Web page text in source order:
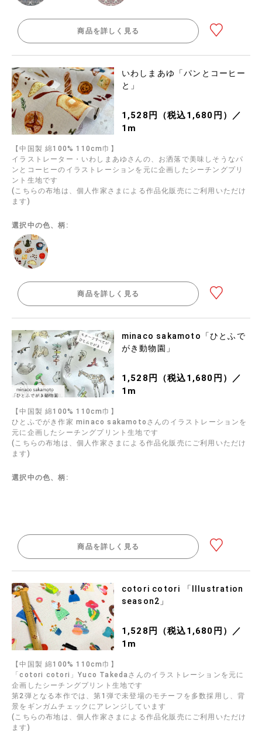
商品を詳しく見る
いわしまあゆ「パンとコーヒー
と」
1,528円（税込1,680円）／
1m
【中国製 綿100% 110cm巾】
イラストレーター・いわしまあゆさんの、お洒落で美味しそうなパ
ンとコーヒーのイラストレーションを元に企画したシーチングプリ
ント生地です
(こちらの布地は、個人作家さまによる作品化販売にご利用いただけ
ます)
選択中の色、柄:
商品を詳しく見る
minaco sakamoto「ひとふで
がき動物園」
1,528円（税込1,680円）／
1m
【中国製 綿100% 110cm巾】
ひとふでがき作家 minaco sakamotoさんのイラストレーションを
元に企画したシーチングプリント生地です
(こちらの布地は、個人作家さまによる作品化販売にご利用いただけ
ます)
選択中の色、柄:
商品を詳しく見る
cotori cotori 「Illustration
season2」
1,528円（税込1,680円）／
1m
【中国製 綿100% 110cm巾】
「cotori cotori」Yuco Takedaさんのイラストレーションを元に
企画したシーチングプリント生地です
第2弾となる本作では、第1弾で未登場のモチーフを多数採用し、背
景をギンガムチェックにアレンジしています
(こちらの布地は、個人作家さまによる作品化販売にご利用いただけ
ます)